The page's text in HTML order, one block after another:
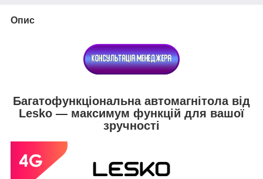
Опис
Багатофункціональна автомагнітола від
Lesko — максимум функцій для вашої
зручності